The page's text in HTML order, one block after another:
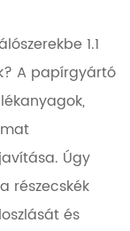
1.1
A papírgyártó
Úgy
részecskék
és